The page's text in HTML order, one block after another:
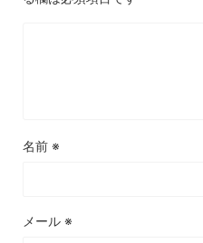
名前 ※
メール ※